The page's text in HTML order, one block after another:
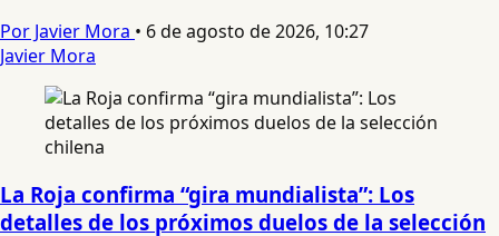
Por Javier Mora • 6 de agosto de 2026, 10:27
Javier Mora
La Roja confirma “gira mundialista”: Los
detalles de los próximos duelos de la selección